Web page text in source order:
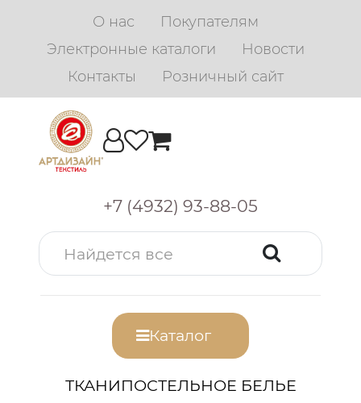
О нас
Покупателям
Электронные каталоги
Новости
Контакты
Розничный сайт
+7 (4932) 93-88-05
Каталог
ТКАНИПОСТЕЛЬНОЕ БЕЛЬЕ